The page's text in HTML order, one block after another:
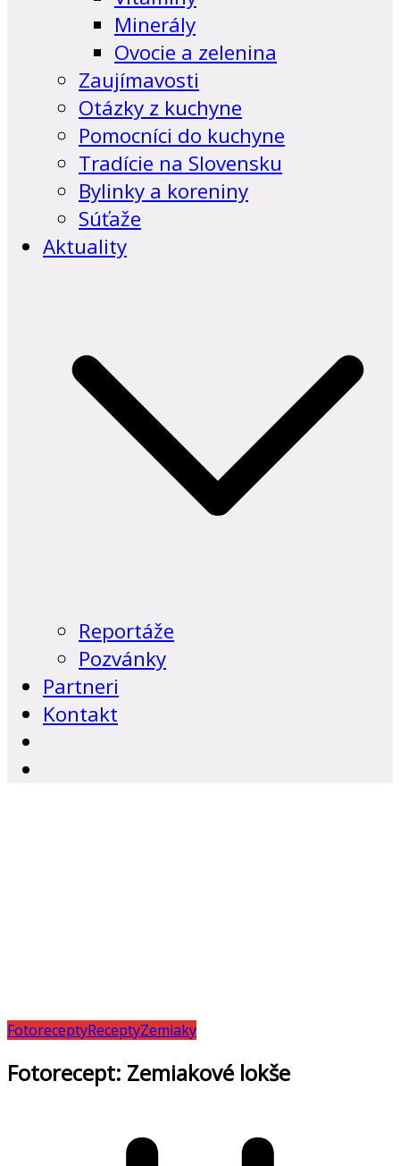
Minerály
Ovocie a zelenina
Zaujímavosti
Otázky z kuchyne
Pomocníci do kuchyne
Tradície na Slovensku
Bylinky a koreniny
Súťaže
Aktuality
Reportáže
Pozvánky
Partneri
Kontakt
FotoreceptyReceptyZemiaky
Fotorecept: Zemiakové lokše